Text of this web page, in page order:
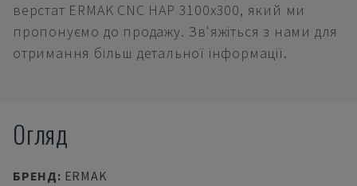
верстат ERMAK CNC HAP 3100x300, який ми
пропонуємо до продажу. Зв'яжіться з нами для
отримання більш детальної інформації.
Огляд
БРЕНД: ERMAK